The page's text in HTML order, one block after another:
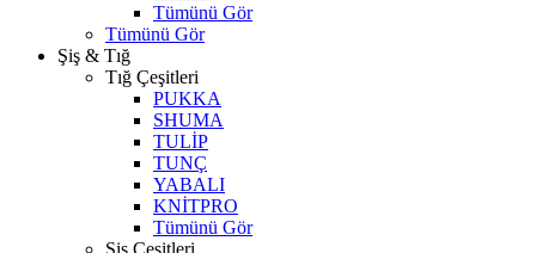
Tümünü Gör
Tümünü Gör
Şiş & Tığ
Tığ Çeşitleri
PUKKA
SHUMA
TULİP
TUNÇ
YABALI
KNİTPRO
Tümünü Gör
Şiş Çeşitleri